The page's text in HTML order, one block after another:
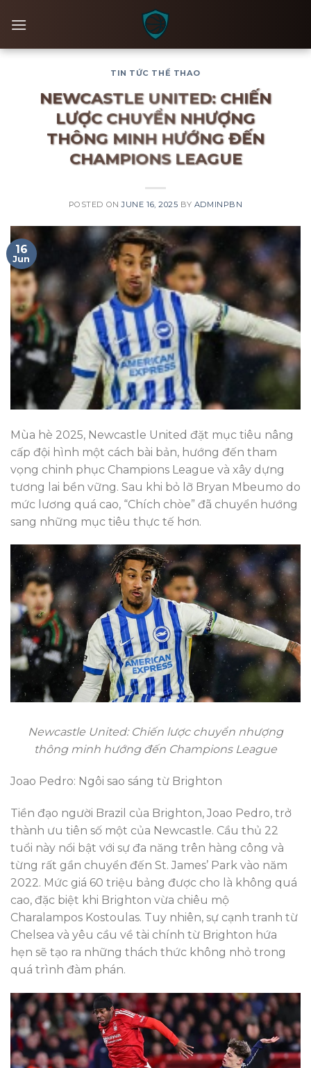
TIN TỨC THỂ THAO
NEWCASTLE UNITED: CHIẾN
LƯỢC CHUYỂN NHƯỢNG
THÔNG MINH HƯỚNG ĐẾN
CHAMPIONS LEAGUE
POSTED ONJUNE 16, 2025 BY ADMINPBN
16
Jun
Mùa hè 2025, Newcastle United đặt mục tiêu nâng
cấp đội hình một cách bài bản, hướng đến tham
vọng chinh phục Champions League và xây dựng
tương lai bền vững. Sau khi bỏ lỡ Bryan Mbeumo do
mức lương quá cao, “Chích chòe” đã chuyển hướng
sang những mục tiêu thực tế hơn.
Newcastle United: Chiến lược chuyển nhượng
thông minh hướng đến Champions League
Joao Pedro: Ngôi sao sáng từ Brighton
Tiền đạo người Brazil của Brighton, Joao Pedro, trở
thành ưu tiên số một của Newcastle. Cầu thủ 22
tuổi này nổi bật với sự đa năng trên hàng công và
từng rất gần chuyển đến St. James’ Park vào năm
2022. Mức giá 60 triệu bảng được cho là không quá
cao, đặc biệt khi Brighton vừa chiêu mộ
Charalampos Kostoulas. Tuy nhiên, sự cạnh tranh từ
Chelsea và yêu cầu về tài chính từ Brighton hứa
hẹn sẽ tạo ra những thách thức không nhỏ trong
quá trình đàm phán.